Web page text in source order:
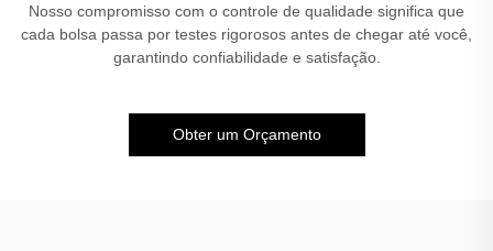
Nosso compromisso com o controle de qualidade significa que
cada bolsa passa por testes rigorosos antes de chegar até você,
garantindo confiabilidade e satisfação.
Obter um Orçamento